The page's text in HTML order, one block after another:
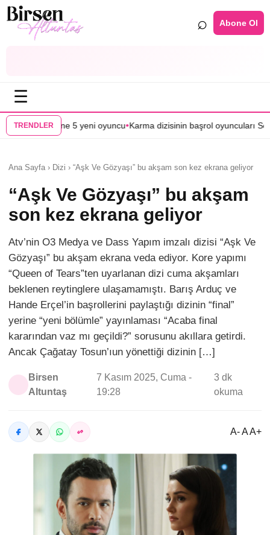
⌕ Abone Ol
☰
TRENDLER
5 yeni oyuncu•Karma dizisinin başrol oyuncuları Serkan Dağlı ve
Ana Sayfa › Dizi › “Aşk Ve Gözyaşı” bu akşam son kez ekrana geliyor
“Aşk Ve Gözyaşı” bu akşam
son kez ekrana geliyor
Atv’nin O3 Medya ve Dass Yapım imzalı dizisi “Aşk Ve
Gözyaşı” bu akşam ekrana veda ediyor. Kore yapımı
“Queen of Tears”ten uyarlanan dizi cuma akşamları
beklenen reytinglere ulaşamamıştı. Barış Arduç ve
Hande Erçel’in başrollerini paylaştığı dizinin “final”
yerine “yeni bölümle” yayınlaması “Acaba final
kararından vaz mı geçildi?” sorusunu akıllara getirdi.
Ancak Çağatay Tosun’ıun yönettiği dizinin […]
Birsen
Altuntaş
7 Kasım 2025, Cuma -
19:28
3 dk
okuma
A- A A+